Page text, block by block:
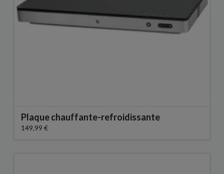
Plaque chauffante-refroidissante
149,99 €